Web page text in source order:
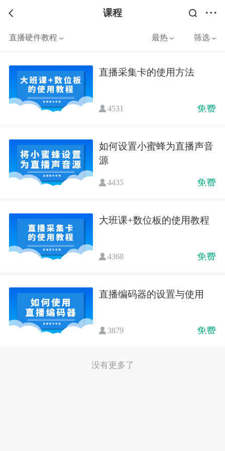
课程
直播硬件教程 最热 筛选
直播采集卡的使用方法
4531 免费
如何设置小蜜蜂为直播声音
源
4435 免费
大班课+数位板的使用教程
4368 免费
直播编码器的设置与使用
3879 免费
没有更多了